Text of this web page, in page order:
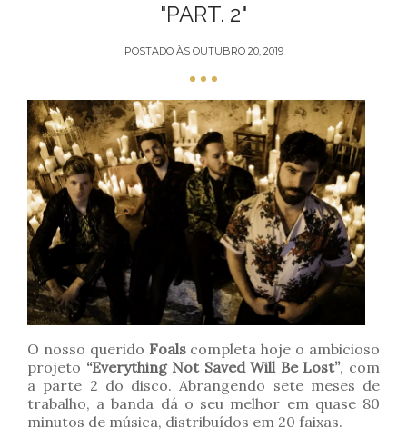
"PART. 2"
POSTADO ÀS OUTUBRO 20, 2019
O nosso querido Foalscompleta hoje o ambicioso
projeto “Everything Not Saved Will Be Lost”, com
a parte 2 do disco. Abrangendo sete meses de
trabalho, a banda dá o seu melhor em quase 80
minutos de música, distribuídos em 20 faixas.